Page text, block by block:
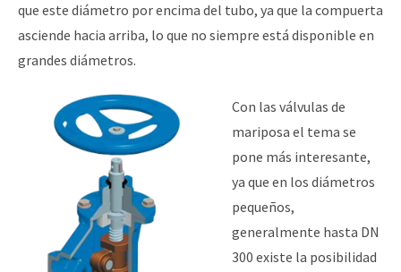
que este diámetro por encima del tubo, ya que la compuerta
asciende hacia arriba, lo que no siempre está disponible en
grandes diámetros.
Con las válvulas de
mariposa el tema se
pone más interesante,
ya que en los diámetros
pequeños,
generalmente hasta DN
300 existe la posibilidad